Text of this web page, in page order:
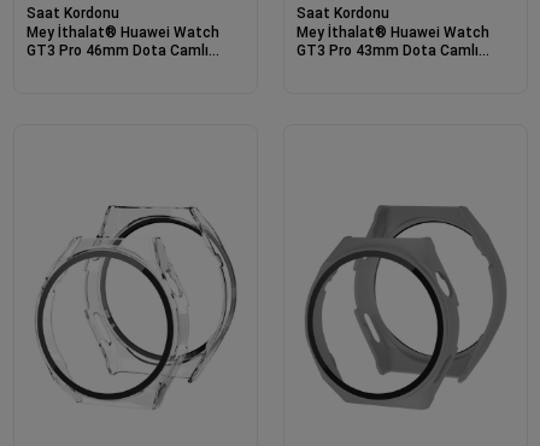
Saat Kordonu
Mey İthalat® Huawei Watch
GT3 Pro 46mm Dota Camlı
Saat Kordonu
Mey İthalat® Huawei Watch
GT3 Pro 43mm Dota Camlı